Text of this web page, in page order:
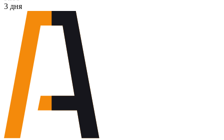
3 дня